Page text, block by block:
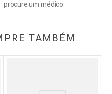
procure um médico.
TAMBÉM